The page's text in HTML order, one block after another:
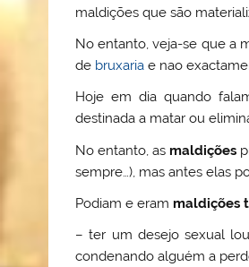
maldições que são
No entanto, veja-se que a
de bruxaria e nao
Hoje em dia quando
destinada a matar ou
No entanto, as maldições
sempre…), mas antes elas
Podiam e eram maldições
– ter um desejo sexual
condenando alguém a